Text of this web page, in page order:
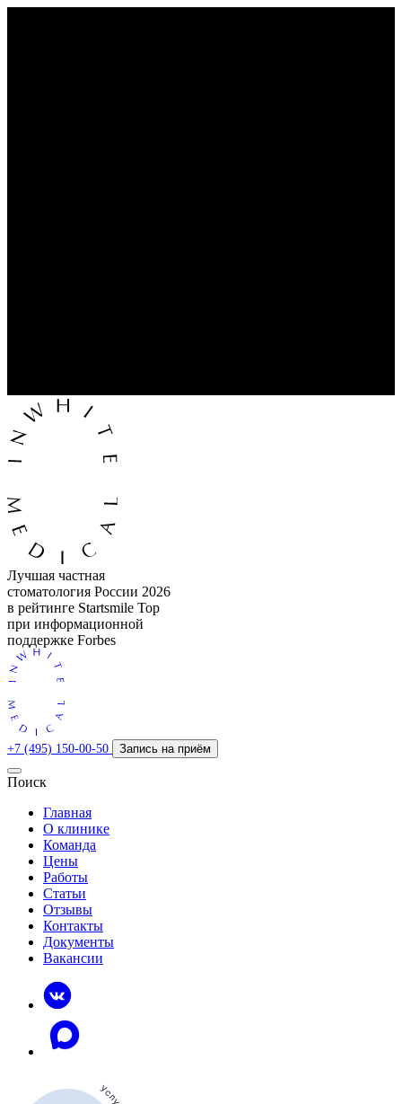
Лучшая частная
стоматология России 2026
в рейтинге Startsmile Top
при информационной
поддержке Forbes
+7 (495) 150-00-50 Запись на приём
Поиск
Главная
О клинике
Команда
Цены
Работы
Статьи
Отзывы
Контакты
Документы
Вакансии